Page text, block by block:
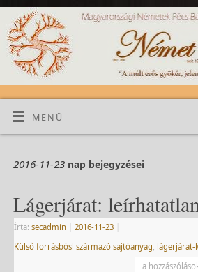
MENÜ
2016-11-23nap bejegyzései
Lágerjárat:
Írta: secadmin 2016-11-23
Külső forrásbósl származó sajtóanyag,
a